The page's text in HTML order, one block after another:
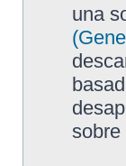
una
sobre